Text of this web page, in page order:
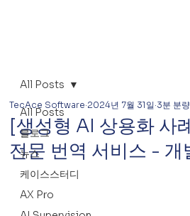
All Posts
블로그
뉴스
케이스스터디
AX Pro
All Posts
[생성형 AI 상용화 사
전문 번역 서비스 - 개
TecAce Software 2024년 7월 31일 3분 분량